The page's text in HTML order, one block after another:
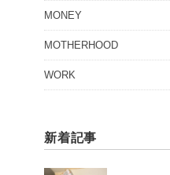
MONEY
MOTHERHOOD
WORK
新着記事